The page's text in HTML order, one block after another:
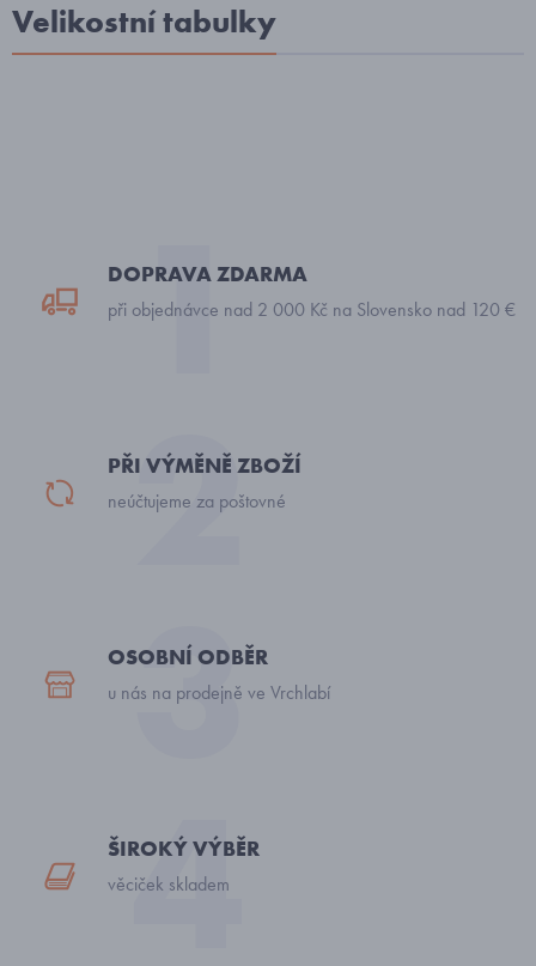
Velikostní tabulky
DOPRAVA ZDARMA
při objednávce nad 2 000 Kč na Slovensko nad 120 €
PŘI VÝMĚNĚ ZBOŽÍ
neúčtujeme za poštovné
OSOBNÍ ODBĚR
u nás na prodejně ve Vrchlabí
ŠIROKÝ VÝBĚR
věciček skladem